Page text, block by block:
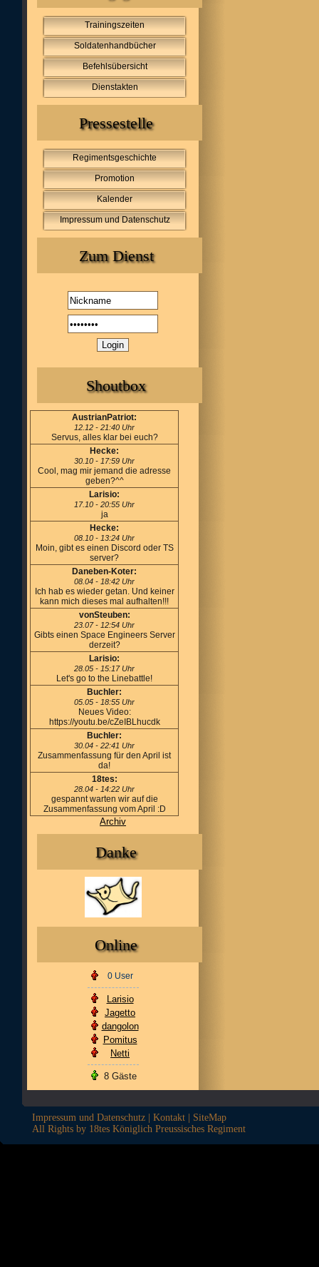
Trainingszeiten
Soldatenhandbücher
Befehlsübersicht
Dienstakten
Pressestelle
Regimentsgeschichte
Promotion
Kalender
Impressum und Datenschutz
Zum Dienst
Shoutbox
AustrianPatriot:
12.12 - 21:40 Uhr
Servus, alles klar bei euch?
Hecke:
30.10 - 17:59 Uhr
Cool, mag mir jemand die adresse
geben?^^
Larisio:
17.10 - 20:55 Uhr
ja
Hecke:
08.10 - 13:24 Uhr
Moin, gibt es einen Discord oder TS
server?
Daneben-Koter:
08.04 - 18:42 Uhr
Ich hab es wieder getan. Und keiner
kann mich dieses mal aufhalten!!!
vonSteuben:
23.07 - 12:54 Uhr
Gibts einen Space Engineers Server
derzeit?
Larisio:
28.05 - 15:17 Uhr
Let's go to the Linebattle!
Buchler:
05.05 - 18:55 Uhr
Neues Video:
https://youtu.be/cZeIBLhucdk
Buchler:
30.04 - 22:41 Uhr
Zusammenfassung für den April ist
da!
18tes:
28.04 - 14:22 Uhr
gespannt warten wir auf die
Zusammenfassung vom April :D
Archiv
Danke
Online
0 User
Larisio
Jagetto
dangolon
Pomitus
Netti
8 Gäste
Impressum und Datenschutz Kontakt
SiteMap
All Rights by 18tes Königlich Preussisches Regiment